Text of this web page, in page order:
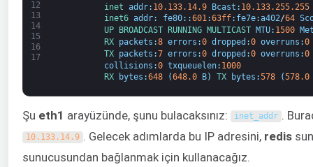
12
13
14
15
16
17
inet addr: 10.133.14.9 Bcast : 10.133.255.255
inet6 addr: fe80: :601:63ff: fe7e:a402/64
UP
BROADCAST RUNNING MULTICAST MTU: 1500
RX packets :8 errors :0 dropped :0 overruns :0
TX packets :7 errors :0 dropped :0 overruns :0
collisions :0 txqueuelen: 1000
RX
bytes :648 (648.0 B) TX bytes :578 (578.0
Şu eth1 arayüzünde, şunu bulacaksınız: inet_addr .
10.133.14.9 . Gelecek adımlarda bu IP adresini, redis
sunucusundan bağlanmak için kullanacağız.